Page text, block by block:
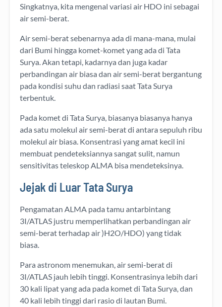
Singkatnya, kita mengenal variasi air HDO ini sebagai
air semi-berat.
Air semi-berat sebenarnya ada di mana-mana, mulai
dari Bumi hingga komet-komet yang ada di Tata
Surya. Akan tetapi, kadarnya dan juga kadar
perbandingan air biasa dan air semi-berat bergantung
pada kondisi suhu dan radiasi saat Tata Surya
terbentuk.
Pada komet di Tata Surya, biasanya biasanya hanya
ada satu molekul air semi-berat di antara sepuluh ribu
molekul air biasa. Konsentrasi yang amat kecil ini
membuat pendeteksiannya sangat sulit, namun
sensitivitas teleskop ALMA bisa mendeteksinya.
Jejak di Luar Tata Surya
Pengamatan ALMA pada tamu antarbintang
3I/ATLAS justru memperlihatkan perbandingan air
semi-berat terhadap air )H2O/HDO) yang tidak
biasa.
Para astronom menemukan, air semi-berat di
3I/ATLAS jauh lebih tinggi. Konsentrasinya lebih dari
30 kali lipat yang ada pada komet di Tata Surya, dan
40 kali lebih tinggi dari rasio di lautan Bumi.